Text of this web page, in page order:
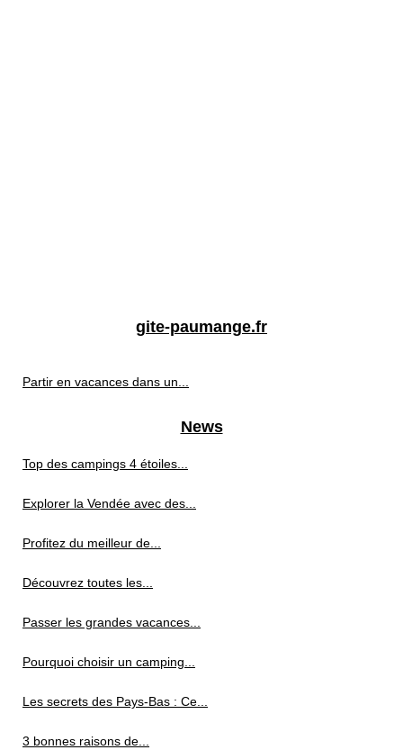
gite-paumange.fr
Partir en vacances dans un...
News
Top des campings 4 étoiles...
Explorer la Vendée avec des...
Profitez du meilleur de...
Découvrez toutes les...
Passer les grandes vacances...
Pourquoi choisir un camping...
Les secrets des Pays-Bas : Ce...
3 bonnes raisons de...